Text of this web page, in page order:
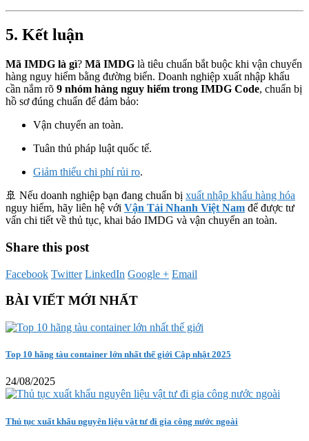
5. Kết luận
Mã IMDG là gì? Mã IMDG là tiêu chuẩn bắt buộc khi vận chuyển
hàng nguy hiểm bằng đường biển. Doanh nghiệp xuất nhập khẩu
cần nắm rõ 9 nhóm hàng nguy hiểm trong IMDG Code, chuẩn bị
hồ sơ đúng chuẩn để đảm bảo:
Vận chuyển an toàn.
Tuân thủ pháp luật quốc tế.
Giảm thiểu chi phí rủi ro.
🚢 Nếu doanh nghiệp bạn đang chuẩn bị xuất nhập khẩu hàng hóa
nguy hiểm, hãy liên hệ với Vận Tải Nhanh Việt Nam để được tư
vấn chi tiết về thủ tục, khai báo IMDG và vận chuyển an toàn.
Share this post
Facebook Twitter LinkedIn Google + Email
BÀI VIẾT MỚI NHẤT
Top 10 hãng tàu container lớn nhất thế giới Cập nhật 2025
24/08/2025
Thủ tục xuất khẩu nguyên liệu vật tư đi gia công nước ngoài